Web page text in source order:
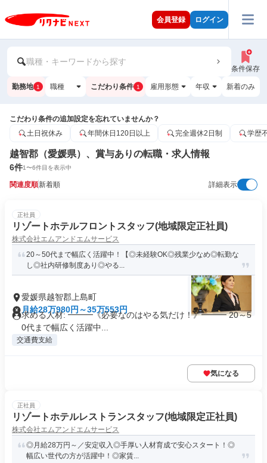
会員登録 ログイン
職種・キーワードから探す
条件保存
勤務地 1 職種 こだわり条件 1 雇用形態 年収 新着のみ
こだわり条件の追加設定を忘れていませんか？
土日祝休み
年間休日120日以上 完全週休2日制 学歴
越智郡（愛媛県）、賞与ありの転職・求人情報
6件1〜6件目を表示中
関連度順新着順 詳細表示
正社員
リゾートホテルフロントスタッフ(地域限定正社員)
株式会社エムアンドエムサービス
20～50代まで幅広く活躍中！【◎未経験OK◎残業少なめ◎転勤な
し◎社内研修制度あり◎やる...
愛媛県越智郡上島町
月給28万980円～35万553円
求める人材: ━━━《必要なのはやる気だけ！》━━━ 20～5
0代まで幅広く活躍中...
交通費支給
気になる
正社員
リゾートホテルレストランスタッフ(地域限定正社員)
株式会社エムアンドエムサービス
◎月給28万円～／安定収入◎手厚い人材育成で安心スタート！◎
幅広い世代の方が活躍中！◎家賃...